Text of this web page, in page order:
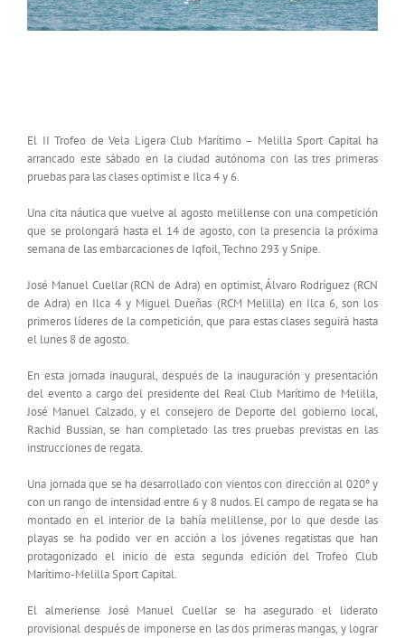
El II Trofeo de Vela Ligera Club Marítimo – Melilla Sport Capital ha
arrancado este sábado en la ciudad autónoma con las tres primeras
pruebas para las clases optimist e Ilca 4 y 6.
Una cita náutica que vuelve al agosto melillense con una competición
que se prolongará hasta el 14 de agosto, con la presencia la próxima
semana de las embarcaciones de Iqfoil, Techno 293 y Snipe.
José Manuel Cuellar (RCN de Adra) en optimist, Álvaro Rodríguez (RCN
de Adra) en Ilca 4 y Miguel Dueñas (RCM Melilla) en Ilca 6, son los
primeros líderes de la competición, que para estas clases seguirá hasta
el lunes 8 de agosto.
En esta jornada inaugural, después de la inauguración y presentación
del evento a cargo del presidente del Real Club Marítimo de Melilla,
José Manuel Calzado, y el consejero de Deporte del gobierno local,
Rachid Bussian, se han completado las tres pruebas previstas en las
instrucciones de regata.
Una jornada que se ha desarrollado con vientos con dirección al 020º y
con un rango de intensidad entre 6 y 8 nudos. El campo de regata se ha
montado en el interior de la bahía melillense, por lo que desde las
playas se ha podido ver en acción a los jóvenes regatistas que han
protagonizado el inicio de esta segunda edición del Trofeo Club
Marítimo-Melilla Sport Capital.
El almeriense José Manuel Cuellar se ha asegurado el liderato
provisional después de imponerse en las dos primeras mangas, y lograr